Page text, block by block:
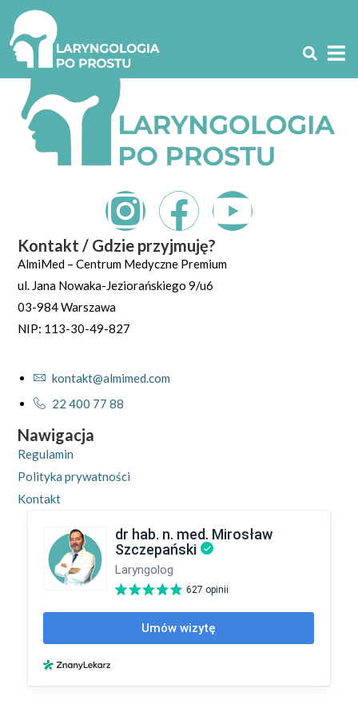
Kontakt / Gdzie przyjmuję?
AlmiMed – Centrum Medyczne Premium
ul. Jana Nowaka-Jeziorańskiego 9/u6
03-984 Warszawa
NIP: 113-30-49-827
kontakt@almimed.com
22 400 77 88
Nawigacja
Regulamin
Polityka prywatności
Kontakt